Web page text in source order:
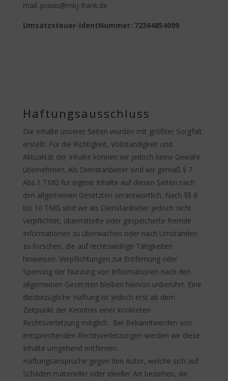
mail: praxis@mkj-frank.de
Umsatzsteuer-IdentNummer: 72364854099
Haftungsausschluss
Die Inhalte unserer Seiten wurden mit größter Sorgfalt
erstellt. Für die Richtigkeit, Vollständigkeit und
Aktualität der Inhalte können wir jedoch keine Gewähr
übernehmen. Als Dienstanbieter sind wir gemäß § 7
Abs.1 TMG für eigene Inhalte auf diesen Seiten nach
den allgemeinen Gesetzten verantwortlich. Nach §§ 8
bis 10 TMG sind wir als Dienstanbieter jedoch nicht
verpflichtet, übermittelte oder gespeicherte fremde
Informationen zu überwachen oder nach Umständen
zu forschen, die auf rechtswidrige Tätigkeiten
hinweisen. Verpflichtungen zur Entfernung oder
Sperrung der Nutzung von Informationen nach den
allgemeinen Gesetzten bleiben hiervon unberührt. Eine
diesbezügliche Haftung ist jedoch erst ab dem
Zeitpunkt der Kenntnis einer konkreten
Rechtsverletzung möglich. Bei Bekanntwerden von
entsprechenden Rechtsverletzungen werden wir diese
Inhalte umgehend entfernen.
Haftungsansprüche gegen den Autor, welche sich auf
Schäden materieller oder ideeller Art beziehen, die